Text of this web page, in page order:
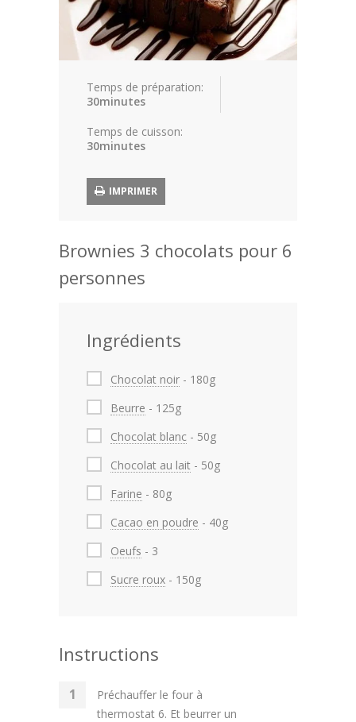
Article
Aliments
Temps de préparation:
30minutes
Temps de cuisson:
30minutes
IMPRIMER
Brownies 3 chocolats pour 6
personnes
Ingrédients
Chocolat noir - 180g
Beurre - 125g
Chocolat blanc - 50g
Chocolat au lait - 50g
Farine - 80g
Cacao en poudre - 40g
Oeufs - 3
Sucre roux - 150g
Instructions
Préchauffer le four à
thermostat 6. Et beurrer un